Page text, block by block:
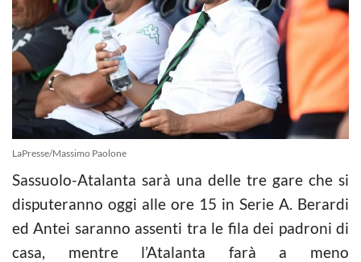
LaPresse/Massimo Paolone
Sassuolo-Atalanta sarà una delle tre gare che si
disputeranno oggi alle ore 15 in Serie A. Berardi
ed Antei saranno assenti tra le fila dei padroni di
casa, mentre l’Atalanta farà a meno